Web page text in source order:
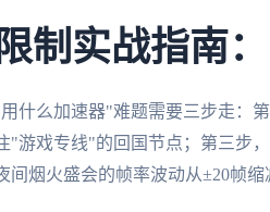
制实战指南
什么加速器"难题需要三步走：
"游戏专线"的回国节点；第三步
间烟火盛会的帧率波动从±20帧缩